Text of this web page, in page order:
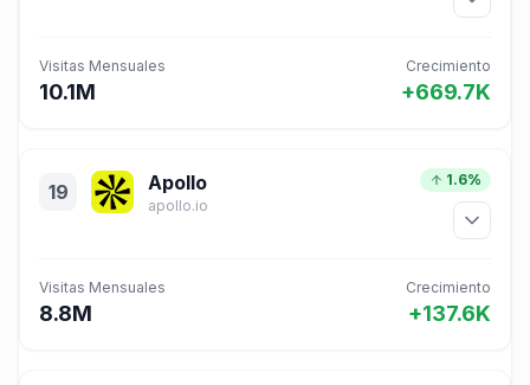
Visitas Mensuales
10.1M
Crecimiento
+669.7K
19 Apollo
apollo.io
1.6%
Visitas Mensuales
8.8M
Crecimiento
+137.6K